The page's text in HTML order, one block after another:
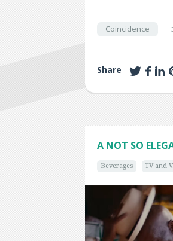
Coincidence
Share
A NOT SO
Beverages TV and